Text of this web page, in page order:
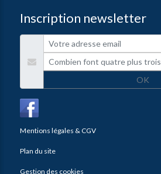
Inscription newsletter
OK
Mentions légales & CGV
Plan du site
Gestion des cookies